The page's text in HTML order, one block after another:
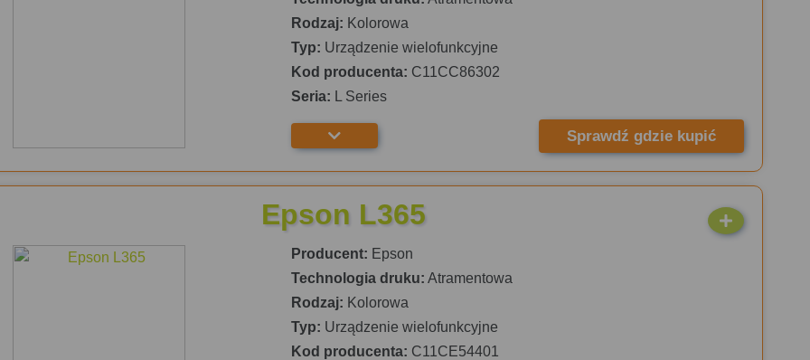
Rodzaj: Kolorowa
Typ: Urządzenie wielofunkcyjne
Kod producenta: C11CC86302
Seria: L Series
Sprawdź gdzie kupić
Epson L365
Producent: Epson
Technologia druku: Atramentowa
Rodzaj: Kolorowa
Typ: Urządzenie wielofunkcyjne
Kod producenta: C11CE54401